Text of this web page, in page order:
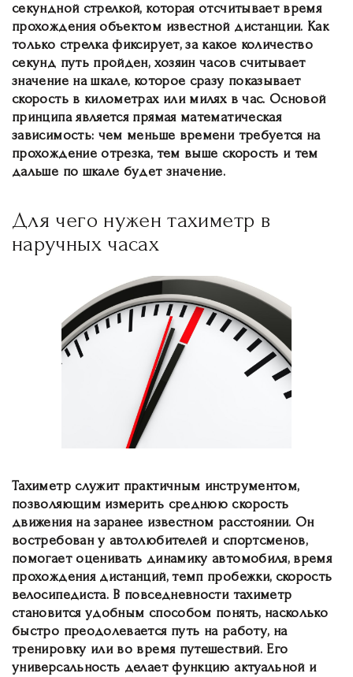
секундной стрелкой, которая отсчитывает время
прохождения объектом известной дистанции. Как
только стрелка фиксирует, за какое количество
секунд путь пройден, хозяин часов считывает
значение на шкале, которое сразу показывает
скорость в километрах или милях в час. Основой
принципа является прямая математическая
зависимость: чем меньше времени требуется на
прохождение отрезка, тем выше скорость и тем
дальше по шкале будет значение.
Для чего нужен тахиметр в
наручных часах
Тахиметр служит практичным инструментом,
позволяющим измерить среднюю скорость
движения на заранее известном расстоянии. Он
востребован у автолюбителей и спортсменов,
помогает оценивать динамику автомобиля, время
прохождения дистанций, темп пробежки, скорость
велосипедиста. В повседневности тахиметр
становится удобным способом понять, насколько
быстро преодолевается путь на работу, на
тренировку или во время путешествий. Его
универсальность делает функцию актуальной и